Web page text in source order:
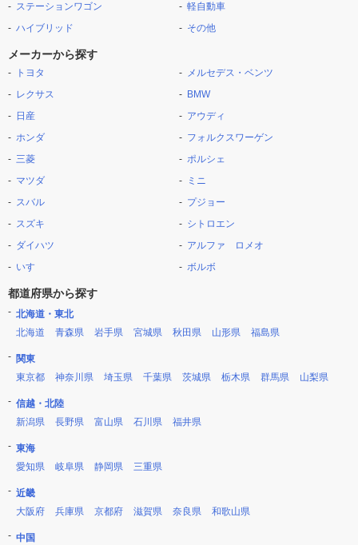
ステーションワゴン
ハイブリッド
軽自動車
その他
メーカーから探す
トヨタ
レクサス
日産
ホンダ
三菱
マツダ
スバル
スズキ
ダイハツ
いすゞ
メルセデス・ベンツ
BMW
アウディ
フォルクスワーゲン
ポルシェ
ミニ
プジョー
シトロエン
アルファ ロメオ
ボルボ
都道府県から探す
北海道・東北
北海道
青森県 岩手県 宮城県 秋田県 山形県 福島県
関東
東京都
神奈川県 埼玉県 千葉県 茨城県 栃木県 群馬県 山梨県
信越・北陸
新潟県
長野県 富山県 石川県 福井県
東海
愛知県
岐阜県 静岡県 三重県
近畿
大阪府
兵庫県 京都府 滋賀県 奈良県 和歌山県
中国